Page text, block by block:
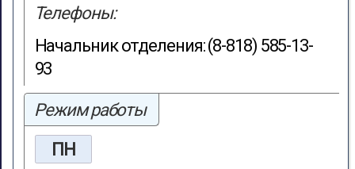
Телефоны:
Начальник отделения: (8-818) 585-13-
93
Режим работы
ПН